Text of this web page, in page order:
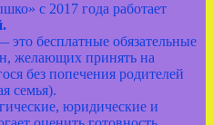
с 2017 года работает
бесплатные обязательные
желающих принять на
без попечения родителей
семья).
юридические и